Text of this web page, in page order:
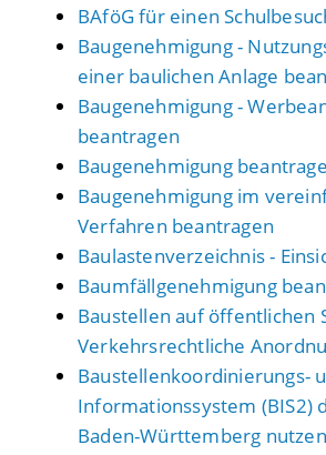
BAföG für einen
Baugenehmigung -
einer baulichen Anlage
Baugenehmigung -
beantragen
Baugenehmigung
Baugenehmigung im
Verfahren beantragen
Baulastenverzeichnis -
Baumfällgenehmigung
Baustellen auf öffentlichen
Verkehrsrechtliche
Baustellenkoordinierungs-
Informationssystem (BIS2)
Baden-Württemberg nutzen